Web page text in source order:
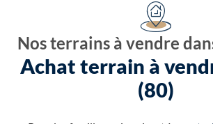
Nos terrains à vendre
Achat terrain à
(80)